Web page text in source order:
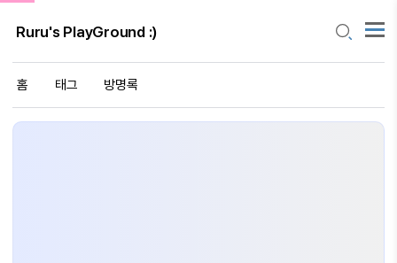
Ruru's PlayGround :)
홈 태그 방명록